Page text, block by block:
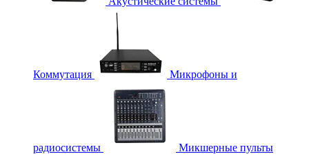
Коммутация Микрофоны и
радиосистемы Микшерные пульты